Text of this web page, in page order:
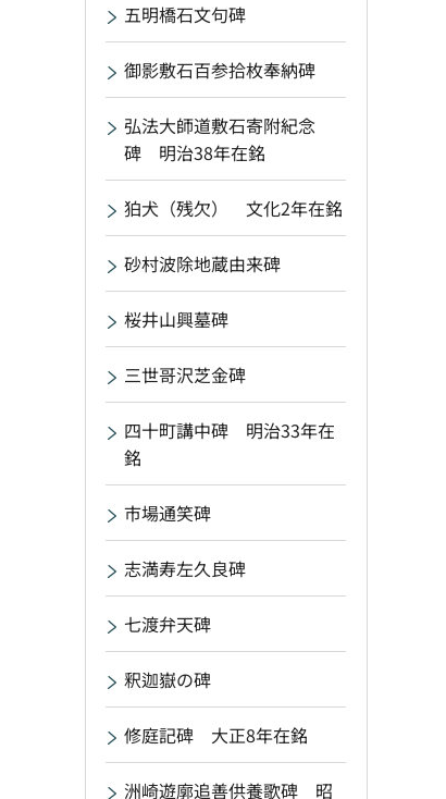
五明橋石文句碑
御影敷石百参拾枚奉納碑
弘法大師道敷石寄附紀念
碑 明治38年在銘
狛犬（残欠） 文化2年在銘
砂村波除地蔵由来碑
桜井山興墓碑
三世哥沢芝金碑
四十町講中碑 明治33年在
銘
市場通笑碑
志満寿左久良碑
七渡弁天碑
釈迦嶽の碑
修庭記碑 大正8年在銘
洲崎遊廓追善供養歌碑 昭